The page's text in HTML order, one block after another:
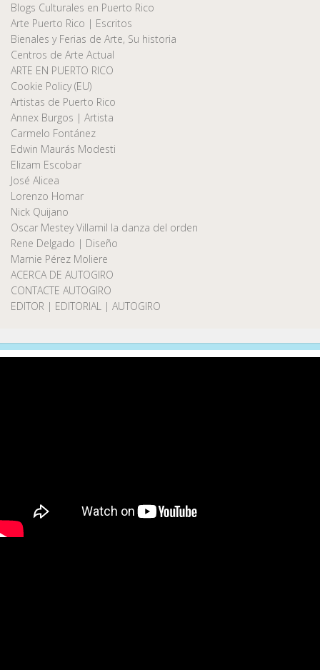
Blogs Culturales en Puerto Rico
Arte Puerto Rico | Escritos
Bienales y Ferias de Arte, Su historia
Centros de Arte Actual
ARTE EN PUERTO RICO
Cookie Policy (EU)
Artistas de Puerto Rico
Annex Burgos | Artista
Carmelo Fontánez
Edwin Maurás Modesti
Elizam Escobar
José Alicea
Lorenzo Homar
Nick Quijano
Oscar Mestey Villamil la danza del orden
Rene Delgado | Diseño
Marnie Pérez Moliere
ACERCA DE AUTOGIRO
CONTACTE AUTOGIRO
EDITOR | EDITORIAL | AUTOGIRO